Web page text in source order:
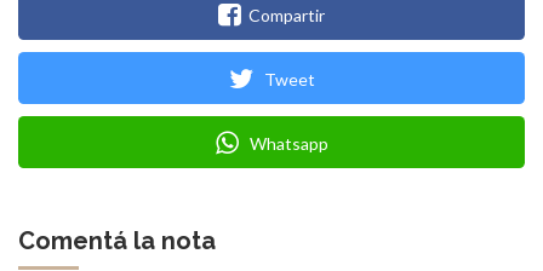
Compartir
Tweet
Whatsapp
Comentá la nota